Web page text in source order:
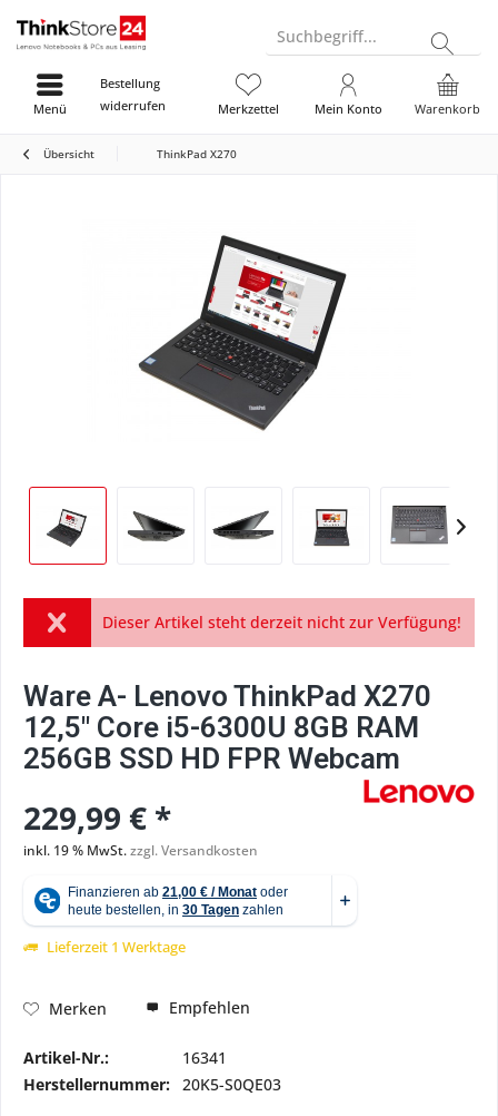
Suchbegriff...
Bestellung
widerrufen
Warenkorb
Merkzettel Mein Konto
Menü
Übersicht ThinkPad X270
Dieser Artikel steht derzeit nicht zur Verfügung!
Ware A- Lenovo ThinkPad X270
12,5" Core i5-6300U 8GB RAM
256GB SSD HD FPR Webcam
229,99 € *
inkl. 19 % MwSt.zzgl. Versandkosten
Lieferzeit 1 Werktage
Merken Empfehlen
Artikel-Nr.:
16341
Herstellernummer: 20K5-S0QE03